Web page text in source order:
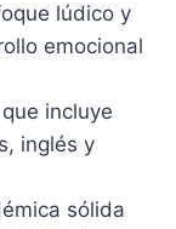
lúdico y
emocional
incluye
inglés y
sólida